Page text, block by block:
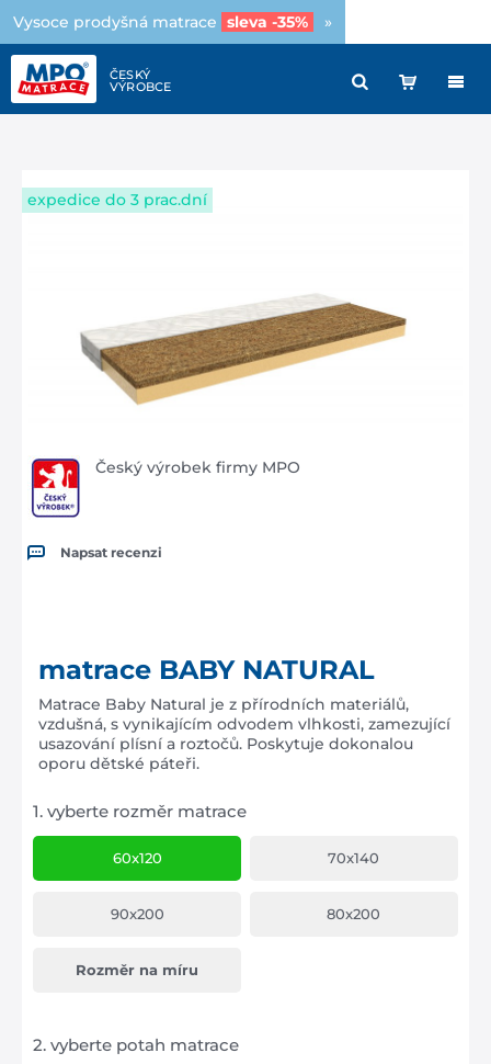
Vysoce prodyšná matrace sleva -35% »
expedice do 3 prac.dní
Český výrobek firmy MPO
Napsat recenzi
matrace BABY NATURAL
Matrace Baby Natural je z přírodních materiálů,
vzdušná, s vynikajícím odvodem vlhkosti, zamezující
usazování plísní a roztočů. Poskytuje dokonalou
oporu dětské páteři.
1. vyberte rozměr matrace
60x120 70x140
90x200 80x200
Rozměr na míru
2. vyberte potah matrace